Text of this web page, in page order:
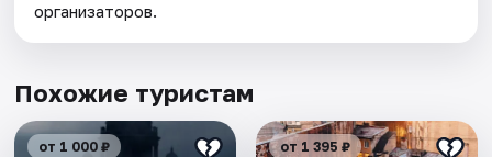
организаторов.
Похожие туристам
от 1 000 ₽ от 1 395 ₽